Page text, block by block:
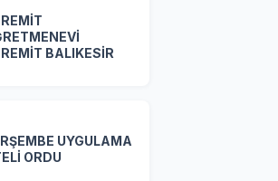
BALIKESİR
UYGULAMA
ORDU